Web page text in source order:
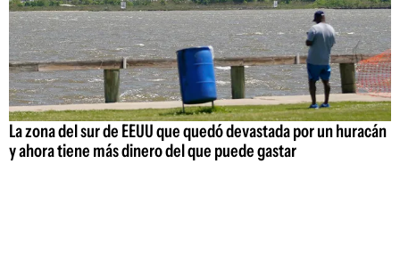
La zona del sur de EEUU que quedó devastada por un huracán
y ahora tiene más dinero del que puede gastar